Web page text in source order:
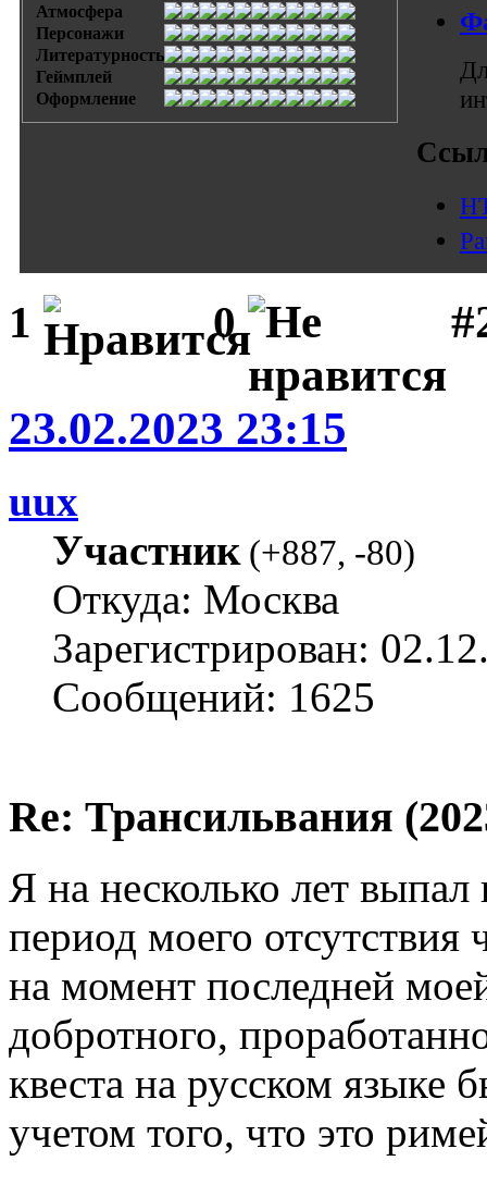
Атмосфера
Персонажи
Литературность
Геймплей
Оформление
1 0
23.02.2023 23:15
uux
Участник(+887, -80)
Откуда: Москва
Зарегистрирован:
Сообщений: 1625
Re: Трансильвания
Я на несколько лет
период моего
на момент последней
добротного,
квеста на русском
учетом того, что это